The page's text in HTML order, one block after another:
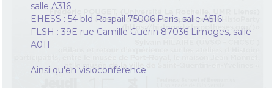
salle A316
EHESS : 54 bld Raspail 75006 Paris, salle A516
FLSH : 39E rue Camille Guérin 87036 Limoges, salle
A011
Ainsi qu'en visioconférence